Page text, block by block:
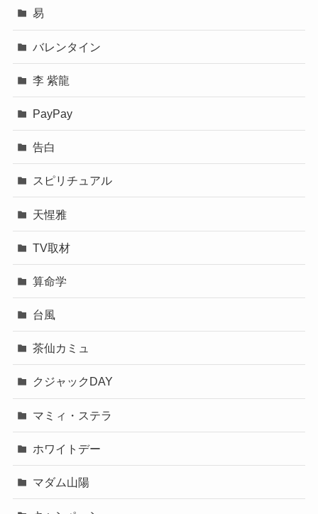
易
バレンタイン
李 紫龍
PayPay
告白
スピリチュアル
天惺雅
TV取材
算命学
台風
茶仙カミュ
クジャックDAY
マミィ・ステラ
ホワイトデー
マダム山陽